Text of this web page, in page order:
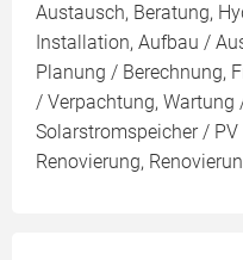
Austausch, Beratung,
Installation, Aufbau /
Planung / Berechnung,
/ Verpachtung, Wartung
Solarstromspeicher /
Renovierung,